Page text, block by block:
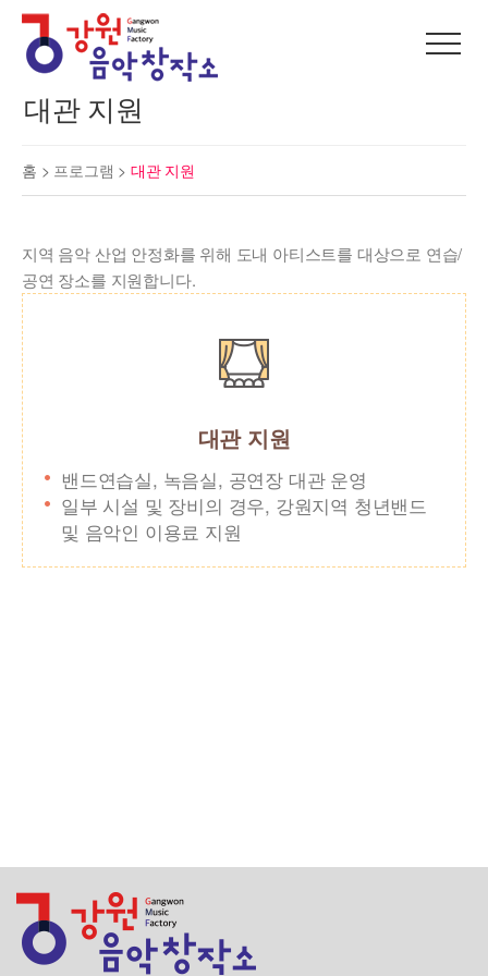
대관 지원
홈 > 프로그램 > 대관 지원
지역 음악 산업 안정화를 위해 도내 아티스트를 대상으로 연습/
공연 장소를 지원합니다.
대관 지원
밴드연습실, 녹음실, 공연장 대관 운영
일부 시설 및 장비의 경우, 강원지역 청년밴드
및 음악인 이용료 지원